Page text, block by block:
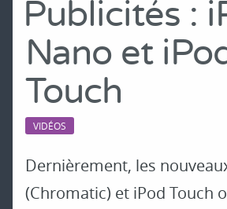
Publicités :
Nano et
Touch
VIDÉOS
Dernièrement, les
(Chromatic) et iPod Touch